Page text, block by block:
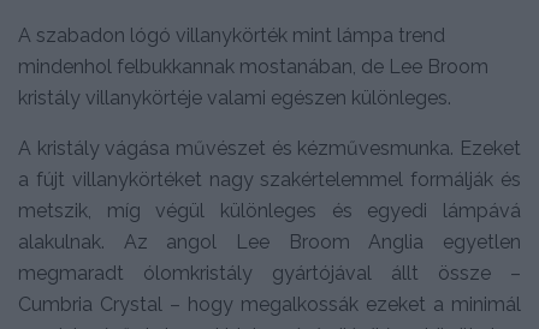
A szabadon lógó villanykörték mint lámpa trend
mindenhol felbukkannak mostanában, de Lee Broom
kristály villanykörtéje valami egészen különleges.
A kristály vágása művészet és kézművesmunka. Ezeket
a fújt villanykörtéket nagy szakértelemmel formálják és
metszik, míg végül különleges és egyedi lámpává
alakulnak. Az angol Lee Broom Anglia egyetlen
megmaradt ólomkristály gyártójával állt össze –
Cumbria Crystal – hogy megalkossák ezeket a minimál